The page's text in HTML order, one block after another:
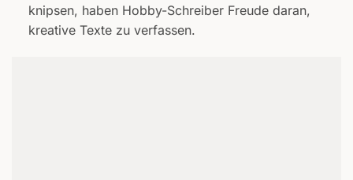
knipsen, haben Hobby-Schreiber Freude daran,
kreative Texte zu verfassen.